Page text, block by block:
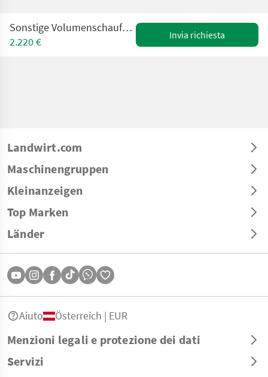
Sonstige Volumenschaufel 300 cm passend zu JCB Q fit Aufn
2.220 €
Invia richiesta
Landwirt.com
Maschinengruppen
Kleinanzeigen
Top Marken
Länder
Menzioni legali e protezione dei dati
Servizi
Aiuto Österreich | EUR